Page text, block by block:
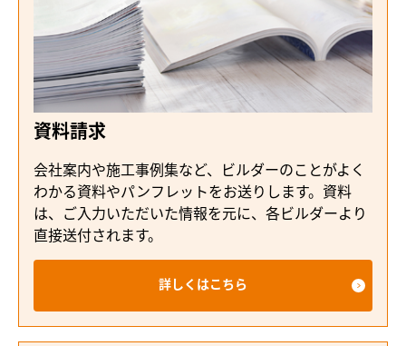
資料請求
会社案内や施工事例集など、ビルダーのことがよく
わかる資料やパンフレットをお送りします。資料
は、ご入力いただいた情報を元に、各ビルダーより
直接送付されます。
詳しくはこちら